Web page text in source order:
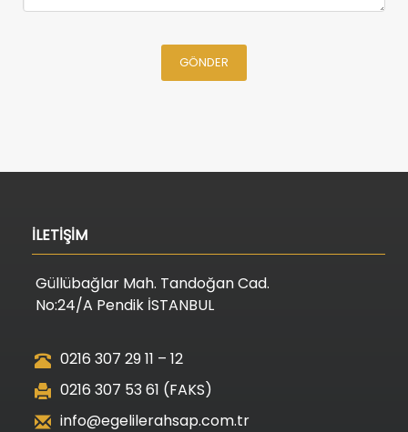
GÖNDER
İLETİŞİM
Güllübağlar Mah. Tandoğan Cad.
No:24/A Pendik İSTANBUL
0216 307 29 11 – 12
0216 307 53 61 (FAKS)
info@egelilerahsap.com.tr